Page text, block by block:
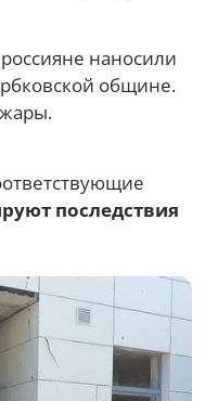
наносили
общине.
последствия